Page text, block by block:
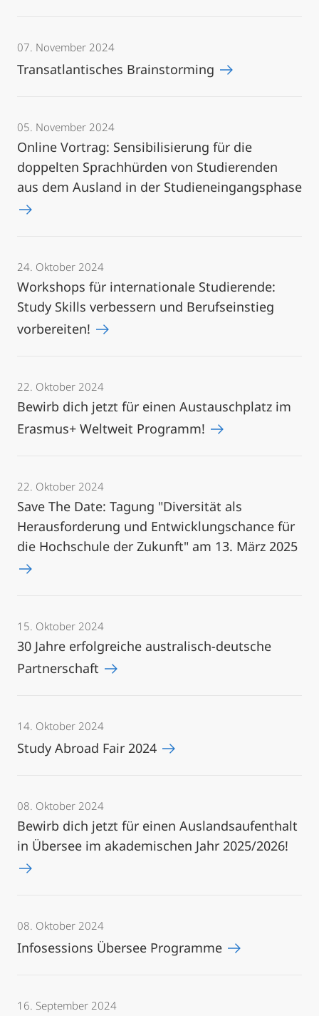
07. November 2024
Transatlantisches Brainstorming
05. November 2024
Online Vortrag: Sensibilisierung für die
doppelten Sprachhürden von Studierenden
aus dem Ausland in der Studieneingangsphase
24. Oktober 2024
Workshops für internationale Studierende:
Study Skills verbessern und Berufseinstieg
vorbereiten!
22. Oktober 2024
Bewirb dich jetzt für einen Austauschplatz im
Erasmus+ Weltweit Programm!
22. Oktober 2024
Save The Date: Tagung "Diversität als
Herausforderung und Entwicklungschance für
die Hochschule der Zukunft" am 13. März 2025
15. Oktober 2024
30 Jahre erfolgreiche australisch-deutsche
Partnerschaft
14. Oktober 2024
Study Abroad Fair 2024
08. Oktober 2024
Bewirb dich jetzt für einen Auslandsaufenthalt
in Übersee im akademischen Jahr 2025/2026!
08. Oktober 2024
Infosessions Übersee Programme
16. September 2024